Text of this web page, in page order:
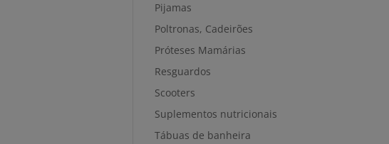
Pijamas
Poltronas, Cadeirões
Próteses Mamárias
Resguardos
Scooters
Suplementos nutricionais
Tábuas de banheira